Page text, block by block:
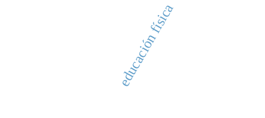
educación física